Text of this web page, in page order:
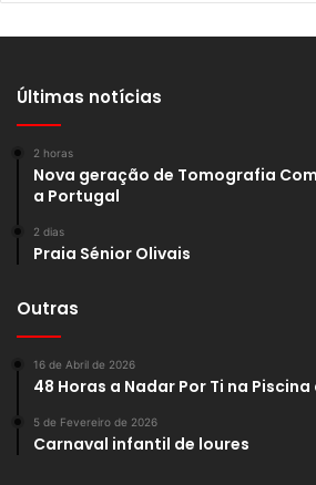
Últimas notícias
2 horas
Nova geração de Tomografia
a Portugal
2 dias
Praia Sénior Olivais
Outras
16 de Abril de 2026
48 Horas a Nadar Por Ti na
5 de Fevereiro de 2026
Carnaval infantil de loures